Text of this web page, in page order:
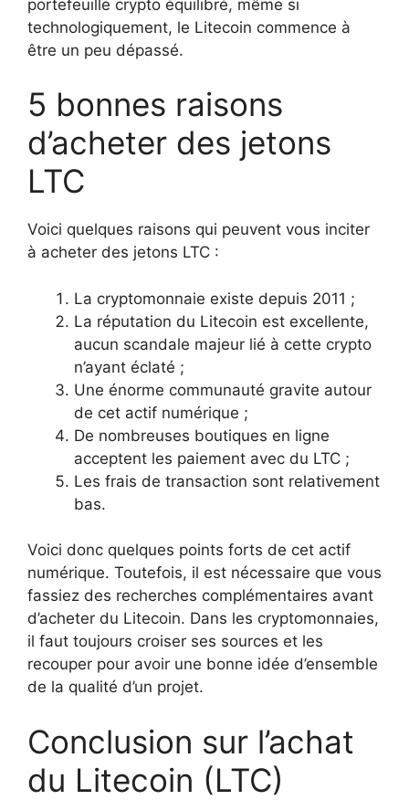
portefeuille crypto équilibré, même si
technologiquement, le Litecoin commence à
être un peu dépassé.
5 bonnes raisons
d’acheter des jetons
LTC
Voici quelques raisons qui peuvent vous inciter
à acheter des jetons LTC :
La cryptomonnaie existe depuis 2011 ;
La réputation du Litecoin est excellente,
aucun scandale majeur lié à cette crypto
n’ayant éclaté ;
Une énorme communauté gravite autour
de cet actif numérique ;
De nombreuses boutiques en ligne
acceptent les paiement avec du LTC ;
Les frais de transaction sont relativement
bas.
Voici donc quelques points forts de cet actif
numérique. Toutefois, il est nécessaire que vous
fassiez des recherches complémentaires avant
d’acheter du Litecoin. Dans les cryptomonnaies,
il faut toujours croiser ses sources et les
recouper pour avoir une bonne idée d’ensemble
de la qualité d’un projet.
Conclusion sur l’achat
du Litecoin (LTC)